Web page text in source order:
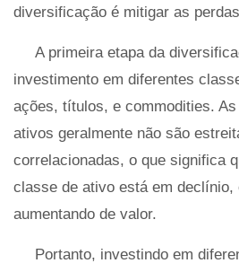
diversificação é mitigar as
A primeira etapa da
investimento em diferentes
ações, títulos, e commodities.
ativos geralmente não são
correlacionadas, o que significa
classe de ativo está em declínio,
aumentando de valor.
Portanto, investindo em